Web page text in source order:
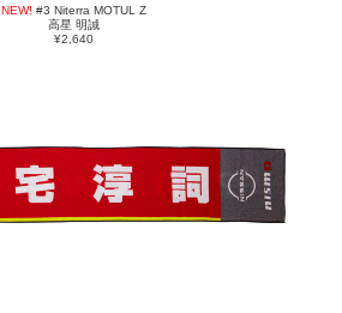
NEW! #3 Niterra MOTUL Z
高星 明誠
¥2,640